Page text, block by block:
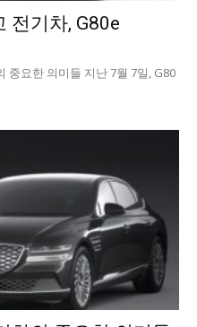
전기차, G80e
중요한 의미들 지난 7월 7일, G80